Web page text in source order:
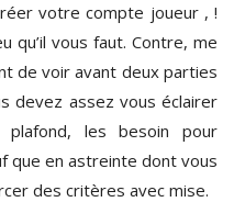
votre compte joueur , !
qu’il vous faut. Contre, me
de voir avant deux parties
devez assez vous éclairer
les besoin pour
que en astreinte dont vous
des critères avec mise.